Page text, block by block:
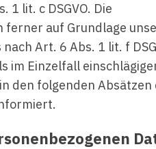
1 lit. c DSGVO. Die
ferner auf Grundlage
Art. 6 Abs. 1 lit. f
im Einzelfall
den folgenden Absätzen